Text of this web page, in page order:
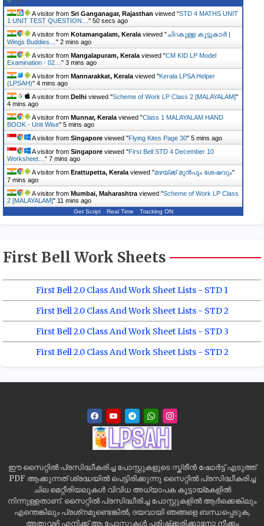
A visitor from Sri Ganganagar, Rajasthan viewed "STD 4 MATHS UNIT
1 UNIT TEST QUESTION… " 51 secs ago
A visitor from Kotamangalam, Kerala viewed "ചിറകുള്ള കൂട്ടുകാർ |
Wings Buddies… " 2 mins ago
A visitor from Mangalapuram, Kerala viewed "CM KID LP Model
Examination - 02… " 3 mins ago
A visitor from Mannarakkat, Kerala viewed "Kerala LPSA Helper
(LPSAH)" 4 mins ago
A visitor from Delhi viewed "Scheme of Work LP Class 2 [MALAYALAM]"
4 mins ago
A visitor from Munnar, Kerala viewed "Class 1 MALAYALAM HAND
BOOK - Unit Wise" 5 mins ago
A visitor from Singapore viewed "Flying Kites Page 30" 5 mins ago
A visitor from Singapore viewed "First Bell STD 4 December 10
Worksheet… " 7 mins ago
A visitor from Erattupetta, Kerala viewed "മഴയ്ക്ക് മുൻപും ശേഷവും"
7 mins ago
A visitor from Mumbai, Maharashtra viewed "Scheme of Work LP Class
2 [MALAYALAM]" 11 mins ago
Get Script Real Time Tracking ON
First Bell Work Sheets
First Bell 2.0 Class And Work Sheet Lists - STD 1
First Bell 2.0 Class And Work Sheet Lists - STD 2
First Bell 2.0 Class And Work Sheet Lists - STD 3
First Bell 2.0 Class And Work Sheet Lists - STD 2
ഈ സൈറ്റിൽ പ്രസിദ്ധീകരിച്ച പോസ്റ്റുകളുടെ സ്ക്രീൻ ഷോർട്ട് എടുത്ത്
PDF ആക്കുന്നത് ശ്രദ്ധയിൽ പെട്ടിരിക്കുന്നു സൈറ്റിൽ പ്രസിദ്ധീകരിച്ച
ചില മെറ്റീരിയലുകൾ വിവിധ അധ്യാപക കൂട്ടായ്മകളിൽ
നിന്നുള്ളതാണ്. സൈറ്റിൽ പ്രസിദ്ധീരിച്ച പോസ്റ്റുകളിൽ ആർക്കെങ്കിലും
എന്തെങ്കിലും പ്രശ്‌നമുണ്ടെങ്കിൽ, ദയവായി ഞങ്ങളെ ബന്ധപ്പെടുക,
അതുവഴി എനിക്ക് ആ പോസ്റ്റുകൾ പരിഷ്‌ക്കരിക്കാനോ നീക്കം